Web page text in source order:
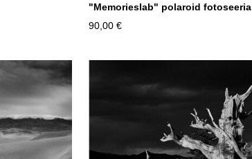
"Memorieslab" polaroid fotoseeria
90,00 €